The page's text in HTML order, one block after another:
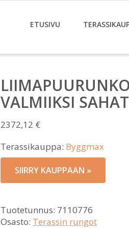
ETUSIVU
VALMIIKSI
2372,12 €
Terassikauppa: Byggmax
SIIRRY KAUPPAAN »
Tuotetunnus: 7110776
Osasto: Terassin rungot